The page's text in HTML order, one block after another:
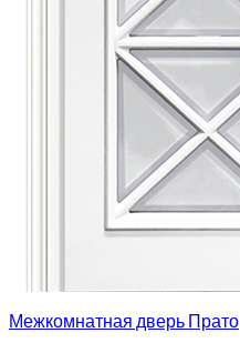
Межкомнатная дверь Прато